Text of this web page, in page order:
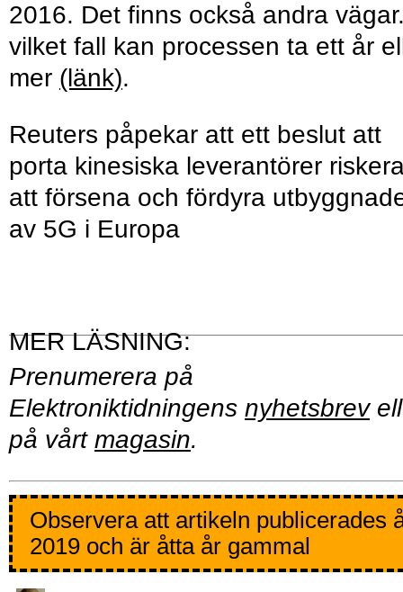
2016. Det finns också andra
vilket fall kan processen ta ett år
mer (länk).
Reuters påpekar att ett beslut att
porta kinesiska leverantörer
att försena och fördyra
av 5G i Europa
Prenumerera på
Elektroniktidningens nyhetsbrev
på vårt magasin.
Observera att artikeln publicerades
2019 och är åtta år gammal